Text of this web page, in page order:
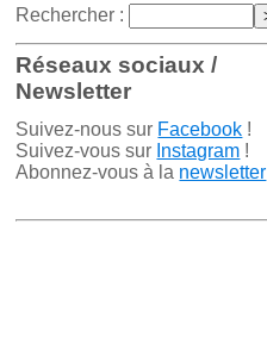
Rechercher :
Réseaux sociaux /
Newsletter
Suivez-nous sur Facebook !
Suivez-vous sur Instagram !
Abonnez-vous à la newsletter